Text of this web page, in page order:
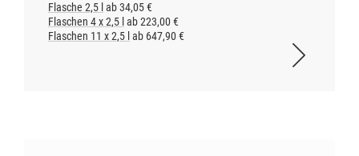
Flasche 2,5 l ab 34,05 €
Flaschen 4 x 2,5 l ab 223,00 €
Flaschen 11 x 2,5 l ab 647,90 €